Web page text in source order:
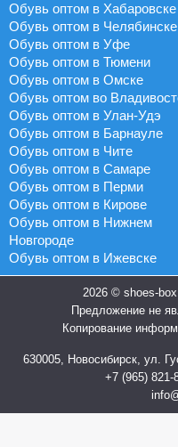
Обувь оптом в Хабаровске
Обувь оптом в Челябинске
Обувь оптом в Уфе
Обувь оптом в Тюмени
Обувь оптом в Омске
Обувь оптом во
Обувь оптом в Улан-Удэ
Обувь оптом в Барнауле
Обувь оптом в Чите
Обувь оптом в Самаре
Обувь оптом в Перми
Обувь оптом в Кирове
Обувь оптом в Нижнем
Новгороде
Обувь оптом в Ижевске
2026 © shoes-
Предложение не
Копирование
630005, Новосибирск, ул.
+7 (965) 821-